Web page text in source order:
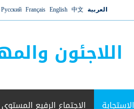
العربية 中文
English
Français
Русский
اللاجئون
الاستجابة الاجتماع الرفيع المستوى